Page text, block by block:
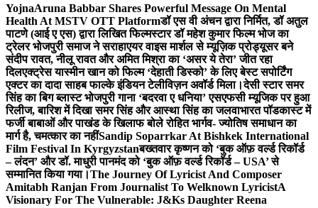
YojnaAruna Babbar Shares Powerful Message On Mental
Health At MSTV OTT Platformडॉ एस वी अंचन द्वारा निर्मित, डॉ अतुल
पाटणे (आई ए एस) द्वारा लिखित फिल्मस्टार डॉ महेश कुमार फिल्म भोज का
ट्रेलर भोजपुरी समाज ने सराहाएयर वाइस मार्शल से म्यूज़िक प्रोड्यूसर बने
संदीप रावत, नीलू रावत और अमित मिश्रा का ‘असर ये तेरा’ जीत रहा
दिलएक्ट्रेस यास्मीन खान को फिल्म ‘देहाती डिस्को’ के लिए बेस्ट सपोर्टिंग
एक्टर का दादा साहब फाल्के इंडियन टेलीविज़न अवॉर्ड मिला।देसी स्टार समर
सिंह का बिग ब्लास्ट भोजपुरी गाना ‘बदरवा ए धनिया’ एसएफसी म्यूजिक पर हुआ
रिलीज, बारिश में दिखा समर सिंह और आस्था सिंह का जलवाभारत पॉडकास्ट में
फर्जी बाबाओं और पाखंड के खिलाफ बोले रोहित भार्गव- ज्योतिष समाधान का
मार्ग है, चमत्कार का नहींSandip Soparrkar At Bishkek International
Film Festival In Kyrgyzstanबख्तवार कृष्णन को ‘बुक ऑफ़ वर्ल्ड रिकॉर्ड
– लंदन’ और डॉ. माधुरी पानमंद को ‘बुक ऑफ़ वर्ल्ड रिकॉर्ड – USA’ से
सम्मानित किया गया।The Journey Of Lyricist And Composer
Amitabh Ranjan From Journalist To Welknown LyricistA
Visionary For The Vulnerable: J&Ks Daughter Reena